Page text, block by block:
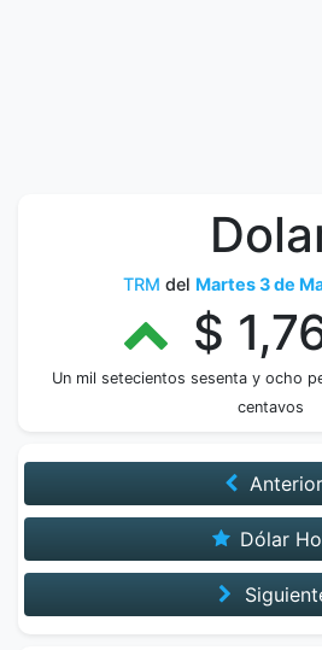
TRM del Martes 3 de
$
Un mil setecientos sesenta y ocho
centavos
Anterior
Dólar